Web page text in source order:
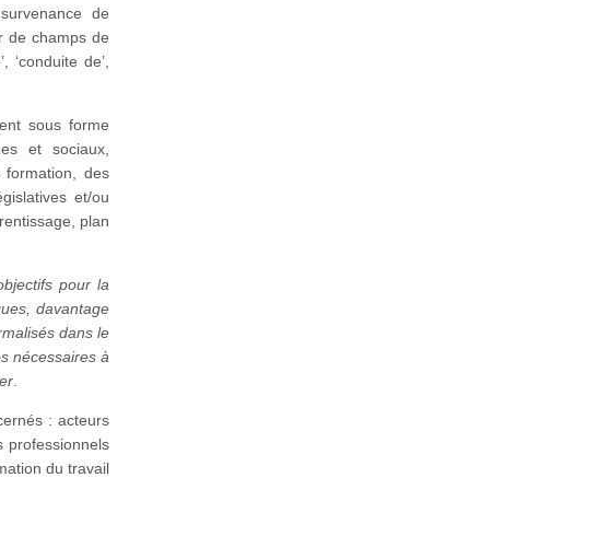
de
de champs de
de’,
sous forme
et sociaux,
des
et/ou
plan
pour la
davantage
dans le
nécessaires à
: acteurs
professionnels
du travail